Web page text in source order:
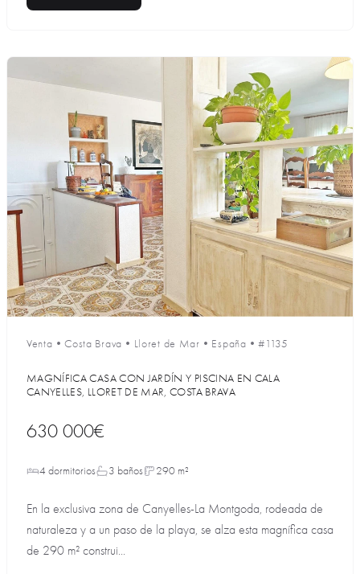
Venta •Costa Brava • Lloret de Mar • España •#1135
MAGNÍFICA CASA CON JARDÍN Y PISCINA EN CALA
CANYELLES, LLORET DE MAR, COSTA BRAVA
630 000€
4 dormitorios 3 baños 290 m²
En la exclusiva zona de Canyelles-La Montgoda, rodeada de
naturaleza y a un paso de la playa, se alza esta magnífica casa
de 290 m² construi...